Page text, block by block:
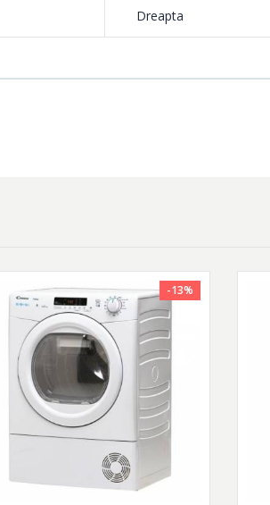
groase, care sunt mai dificil de uscat prin
grosimea panzei este mult mai mare.
a hainelor de tip polar.
este recomandat pentru articolele
Dreapta
-13%